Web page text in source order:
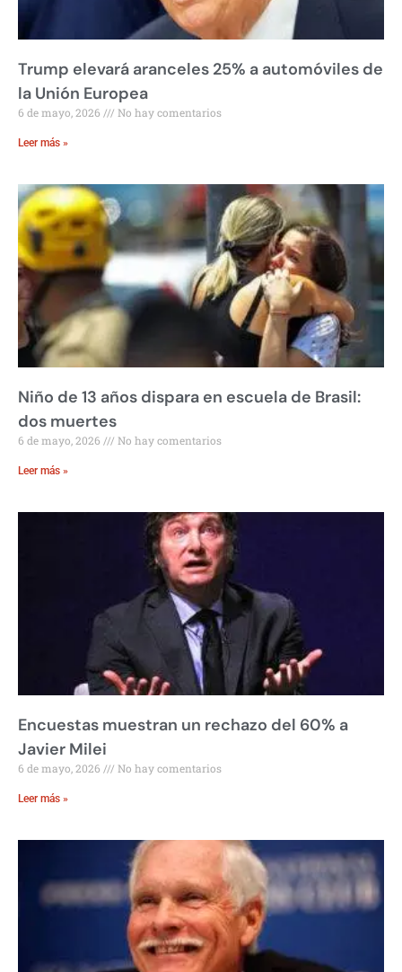
Trump elevará aranceles 25% a automóviles de
la Unión Europea
6 de mayo, 2026 No hay comentarios
Leer más »
Niño de 13 años dispara en escuela de Brasil:
dos muertes
6 de mayo, 2026 No hay comentarios
Leer más »
Encuestas muestran un rechazo del 60% a
Javier Milei
6 de mayo, 2026 No hay comentarios
Leer más »